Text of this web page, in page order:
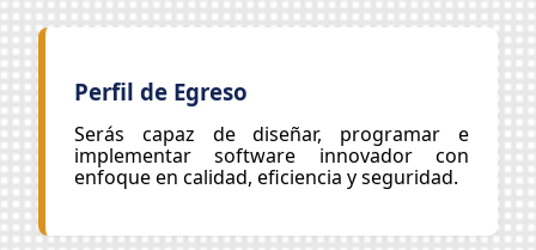
Perfil de Egreso
Serás capaz de diseñar, programar e
implementar software innovador con
enfoque en calidad, eficiencia y seguridad.